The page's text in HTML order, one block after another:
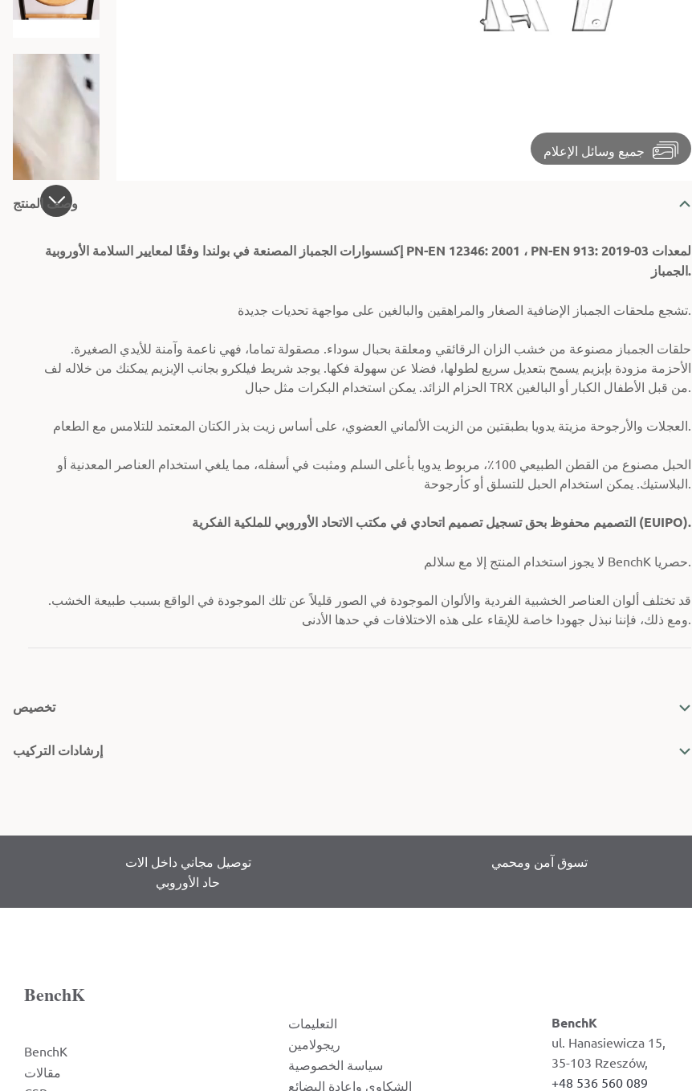
⏵ جميع وسائل الإعلام
وصف المنتج
إكسسوارات الجمباز المصنعة في بولندا وفقًا لمعايير السلامة الأوروبية PN-EN 12346: 2001 ، PN-EN 913: 2019-03 لمعدات
الجمباز.
تشجع ملحقات الجمباز الإضافية الصغار والمراهقين والبالغين على مواجهة تحديات جديدة.
حلقات الجمباز مصنوعة من خشب الزان الرقائقي ومعلقة بحبال سوداء. مصقولة تماما، فهي ناعمة وآمنة للأيدي الصغيرة.
الأحزمة مزودة بإبزيم يسمح بتعديل سريع لطولها، فضلا عن سهولة فكها. يوجد شريط فيلكرو بجانب الإبزيم يمكنك من خلاله لف
الحزام الزائد. يمكن استخدام البكرات مثل حبال TRX من قبل الأطفال الكبار أو البالغين.
العجلات والأرجوحة مزيتة يدويا بطبقتين من الزيت الألماني العضوي، على أساس زيت بذر الكتان المعتمد للتلامس مع الطعام.
الحبل مصنوع من القطن الطبيعي 100٪، مربوط يدويا بأعلى السلم ومثبت في أسفله، مما يلغي استخدام العناصر المعدنية أو
البلاستيك. يمكن استخدام الحبل للتسلق أو كأرجوحة.
التصميم محفوظ بحق تسجيل تصميم اتحادي في مكتب الاتحاد الأوروبي للملكية الفكرية (EUIPO).
لا يجوز استخدام المنتج إلا مع سلالم BenchK حصريا.
قد تختلف ألوان العناصر الخشبية الفردية والألوان الموجودة في الصور قليلاً عن تلك الموجودة في الواقع بسبب طبيعة الخشب.
ومع ذلك، فإننا نبذل جهودا خاصة للإبقاء على هذه الاختلافات في حدها الأدنى.
تخصيص
إرشادات التركيب
توصيل مجاني داخل الات
حاد الأوروبي
تسوق آمن ومحمي
BenchK
BenchK
مقالات
التعليمات
ريجولامين
سياسة الخصوصية
الشكاوى وإعادة البضائع
BenchK
ul. Hanasiewicza 15,
35-103 Rzeszów,
+48 536 560 089